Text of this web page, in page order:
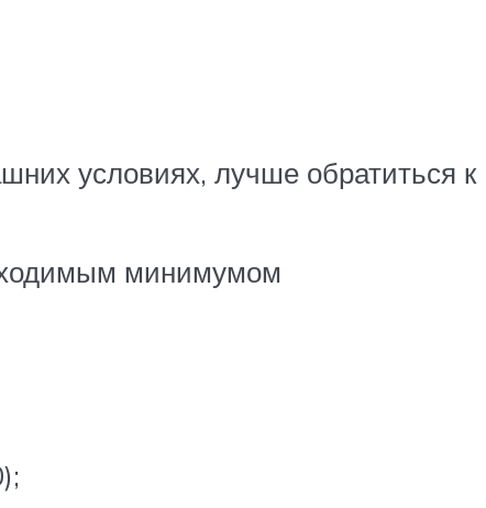
условиях, лучше обратиться к
минимумом